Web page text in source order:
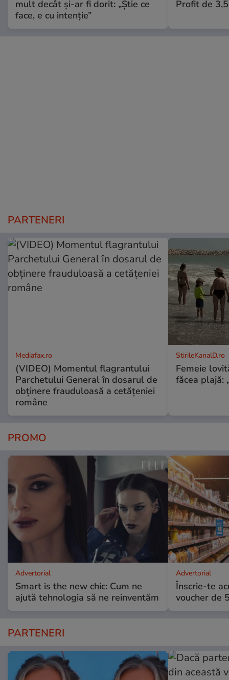
mult decât și-ar fi dorit: „Știe ce
face, e cu intenție”
Profit de
PARTENERI
Mediafax.ro
(VIDEO) Momentul flagrantului
Parchetului General în dosarul de
obținere frauduloasă a cetățeniei
române
StirileKanalD.ro
Femeie
făcea plajă:
PROMO
Advertorial
Smart is the new chic: Cum ne
ajută tehnologia să ne reinventăm
Advertorial
Înscrie-te
voucher de
PARTENERI